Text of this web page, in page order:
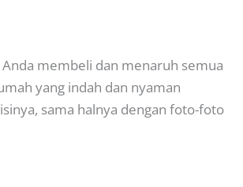
membeli dan menaruh semua
yang indah dan nyaman
sama halnya dengan foto-foto